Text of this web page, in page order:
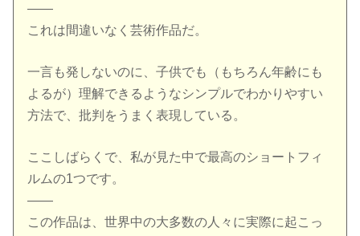
——
これは間違いなく芸術作品だ。
一言も発しないのに、子供でも（もちろん年齢にも
よるが）理解できるようなシンプルでわかりやすい
方法で、批判をうまく表現している。
ここしばらくで、私が見た中で最高のショートフィ
ルムの1つです。
——
この作品は、世界中の大多数の人々に実際に起こっ